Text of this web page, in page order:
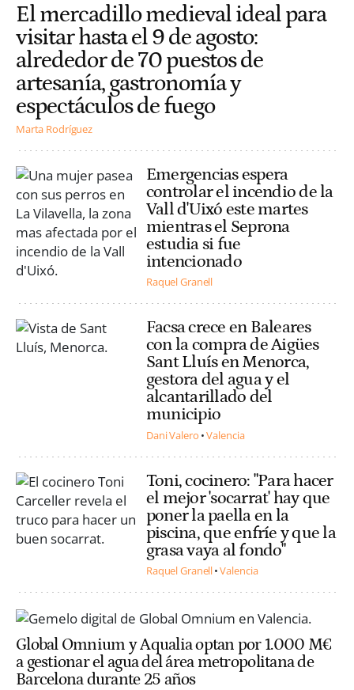
El mercadillo medieval ideal para
visitar hasta el 9 de agosto:
alrededor de 70 puestos de
artesanía, gastronomía y
espectáculos de fuego
Marta Rodríguez
Emergencias espera
controlar el incendio de la
Vall d'Uixó este martes
mientras el Seprona
estudia si fue
intencionado
Raquel Granell
Facsa crece en Baleares
con la compra de Aigües
Sant Lluís en Menorca,
gestora del agua y el
alcantarillado del
municipio
Dani Valero Valencia
Toni, cocinero: "Para hacer
el mejor 'socarrat' hay que
poner la paella en la
piscina, que enfríe y que la
grasa vaya al fondo"
Raquel Granell Valencia
Global Omnium y Aqualia optan por 1.000 M€
a gestionar el agua del área metropolitana de
Barcelona durante 25 años